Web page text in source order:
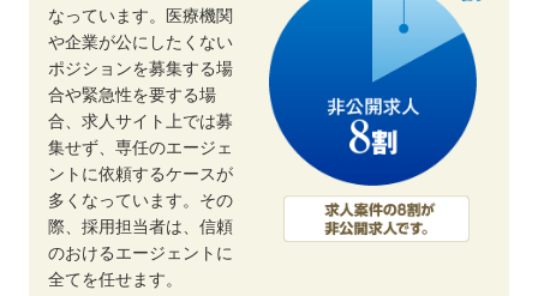
なっています。医療機関
や企業が公にしたくない
ポジションを募集する場
合や緊急性を要する場
合、求人サイト上では募
集せず、専任のエージェ
ントに依頼するケースが
多くなっています。その
際、採用担当者は、信頼
のおけるエージェントに
全てを任せます。